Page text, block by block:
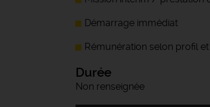
Démarrage immédiat
Rémunération selon profil
Durée
Non renseignée